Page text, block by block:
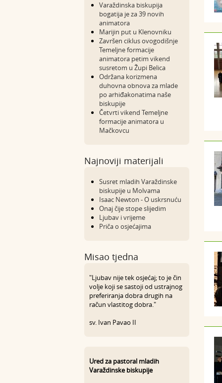
Varaždinska biskupija
bogatija je za 39 novih
animatora
Marijin put u Klenovniku
Završen ciklus ovogodišnje
Temeljne formacije
animatora petim vikend
susretom u Župi Belica
Održana korizmena
duhovna obnova za mlade
po arhiđakonatima naše
biskupije
Četvrti vikend Temeljne
formacije animatora u
Mačkovcu
Najnoviji materijali
Susret mladih Varaždinske
biskupije u Molvama
Isaac Newton - O uskrsnuću
Onaj čije stope slijedim
Ljubav i vrijeme
Priča o osjećajima
Misao tjedna
"Ljubav nije tek osjećaj; to je čin
volje koji se sastoji od ustrajnog
preferiranja dobra drugih na
račun vlastitog dobra."
sv. Ivan Pavao II
Ured za pastoral mladih
Varaždinske biskupije